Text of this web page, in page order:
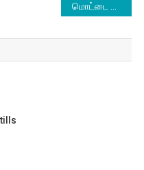
மொட்டை போட்டு, புருவத்தையும் எடுத்து விட்டார்கள் : இளையராஜா